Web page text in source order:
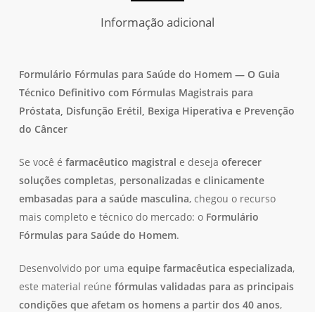
Informação adicional
Formulário Fórmulas para Saúde do Homem — O Guia
Técnico Definitivo com Fórmulas Magistrais para
Próstata, Disfunção Erétil, Bexiga Hiperativa e Prevenção
do Câncer
Se você é farmacêutico magistral e deseja oferecer
soluções completas, personalizadas e clinicamente
embasadas para a saúde masculina, chegou o recurso
mais completo e técnico do mercado: o Formulário
Fórmulas para Saúde do Homem.
Desenvolvido por uma equipe farmacêutica especializada,
este material reúne fórmulas validadas para as principais
condições que afetam os homens a partir dos 40 anos,